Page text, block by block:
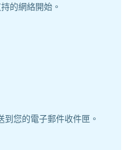
的網絡開始。
您的電子郵件收件匣。